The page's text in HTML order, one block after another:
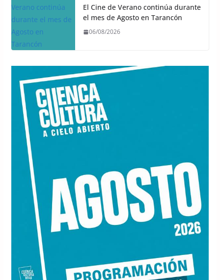
El Cine de Verano continúa durante
el mes de Agosto en Tarancón
06/08/2026